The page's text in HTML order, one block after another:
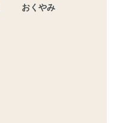
おくやみ